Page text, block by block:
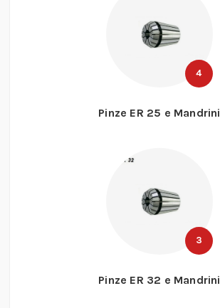
4
Pinze ER 25 e Mandrini
3
Pinze ER 32 e Mandrini